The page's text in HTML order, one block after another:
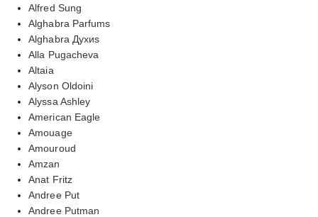
Alfred Sung
Alghabra Parfums
Alghabra Духиs
Alla Pugacheva
Altaia
Alyson Oldoini
Alyssa Ashley
American Eagle
Amouage
Amouroud
Amzan
Anat Fritz
Andree Put
Andree Putman